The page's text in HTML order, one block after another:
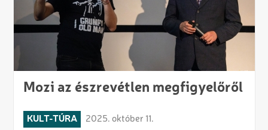
Mozi az észrevétlen megfigyelőről
KULT-TÚRA 2025. október 11.